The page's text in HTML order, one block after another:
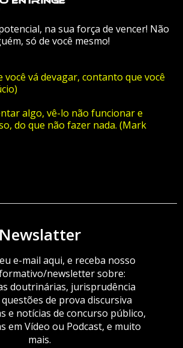
na sua força de vencer! Não
só de você mesmo!
vá devagar, contanto que você
algo, vê-lo não funcionar e
do que não fazer nada. (Mark
Newslatter
e-mail aqui, e receba nosso
newsletter sobre:
doutrinárias, jurisprudência
de prova discursiva
e notícias de concurso público,
em Vídeo ou Podcast, e muito
mais.